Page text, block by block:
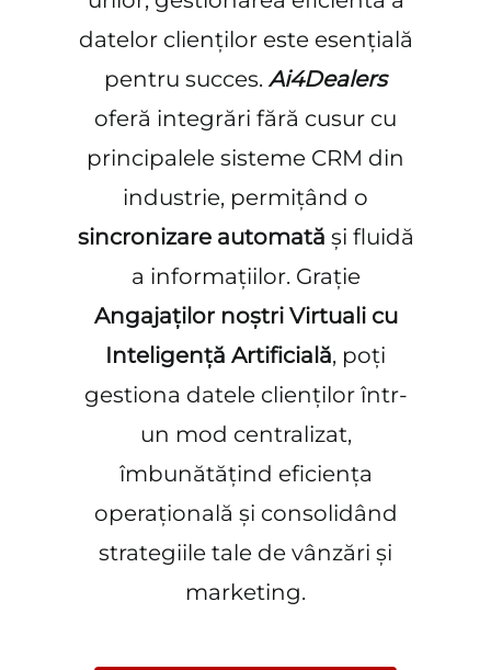
datelor clienților este esențială
pentru succes. Ai4Dealers
oferă integrări fără cusur cu
principalele sisteme CRM din
industrie, permițând o
sincronizare automată și fluidă
a informațiilor. Grație
Angajaților noștri Virtuali cu
Inteligență Artificială, poți
gestiona datele clienților într-
un mod centralizat,
îmbunătățind eficiența
operațională și consolidând
strategiile tale de vânzări și
marketing.